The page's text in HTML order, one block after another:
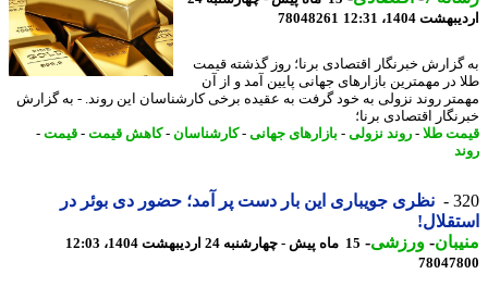
1404، 12:31
78048261
خبرنگار اقتصادی برنا؛ روز گذشته قیمت
در مهمترین بازارهای جهانی پایین آمد و از آن
روند نزولی به خود گرفت به عقیده برخی کارشناسان این روند. - به گزارش
اقتصادی برنا؛
طلا-روند نزولی -بازارهای جهانی-کارشناسان-کاهش قیمت-قیمت-
نظری جویباری این بار دست پر آمد؛ حضور دی بوئر در
-ورزشی-15 ماه پیش - چهارشنبه 24 اردیبهشت 1404، 12:03